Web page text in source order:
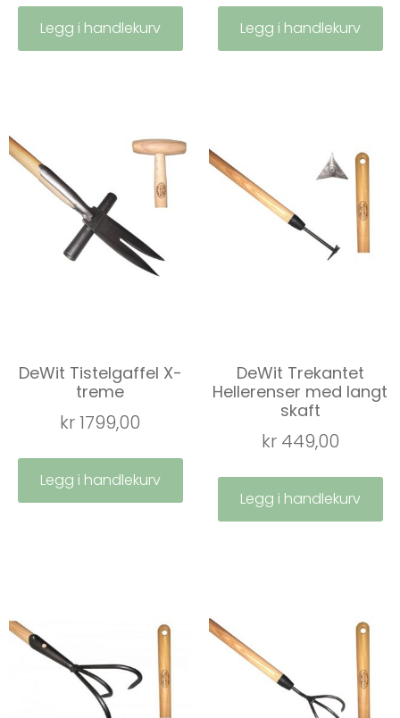
Legg i handlekurv Legg i handlekurv
DeWit Tistelgaffel X-
treme
kr1799,00
Legg i handlekurv
DeWit Trekantet
Hellerenser med langt
skaft
kr449,00
Legg i handlekurv